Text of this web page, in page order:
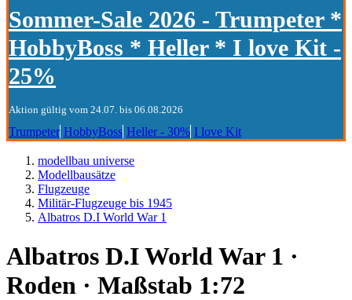
Sommer-Sale 2026 - Trumpeter *
HobbyBoss * Heller * I love Kit -
25%
Aktion gültig vom 24.07. bis 06.08.2026
Trumpeter HobbyBoss Heller - 30% I love Kit
modellbau universe
Modellbausätze
Flugzeuge
Militär-Flugzeuge bis 1945
Albatros D.I World War 1
Albatros D.I World War 1 ·
Roden · Maßstab 1:72